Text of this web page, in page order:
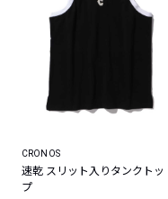
CRONOS
速乾 スリット入りタンクトッ
プ